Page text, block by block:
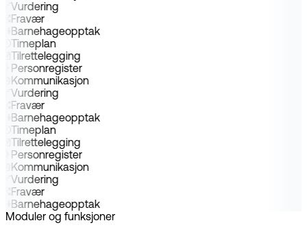
Vurdering
Fravær
Barnehageopptak
Timeplan
Tilrettelegging
Personregister
Kommunikasjon
Vurdering
Fravær
Barnehageopptak
Timeplan
Tilrettelegging
Personregister
Kommunikasjon
Vurdering
Fravær
Barnehageopptak
Moduler og funksjoner